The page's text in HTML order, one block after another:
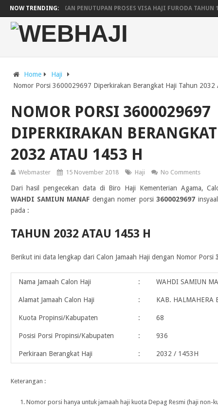
NOW TRENDING:
ARAB SAUDI UMUMKAN PENUTUPAN PROSES VISA HAJI FURODA TAHUN
JADWAL KEBERANGKATAN DAN KEPULANGAN HAJI WILAYAH
PESAWAT SAUDIA AIRLINES UNTUK LIMA EMBARKASI
Home
Haji
Nomor Porsi 3600029697 Diperkirakan Berangkat Haji Tahun 2032
NOMOR PORSI 3600029697
DIPERKIRAKAN
2032 ATAU 1453 H
Webmaster 15 November 2018 Haji No Comments
Dari hasil pengecekan data di Biro Haji Kementerian Agama,
WAHDI SAMIUN MANAF dengan nomer porsi3600029697
pada :
TAHUN 2032 ATAU 1453 H
Berikut ini data lengkap dari Calon Jamaah Haji dengan Nomor Porsi
Nama Jamaah Calon Haji : WAHDI SAMIUN
Alamat Jamaah Calon Haji : KAB. HALMAHERA
Kuota Propinsi/Kabupaten : 68
Posisi Porsi Propinsi/Kabupaten : 936
Perkiraan Berangkat Haji : 2032 / 1453H
Keterangan :
Nomor porsi hanya untuk jamaah haji kuota Depag Resmi (haji non-